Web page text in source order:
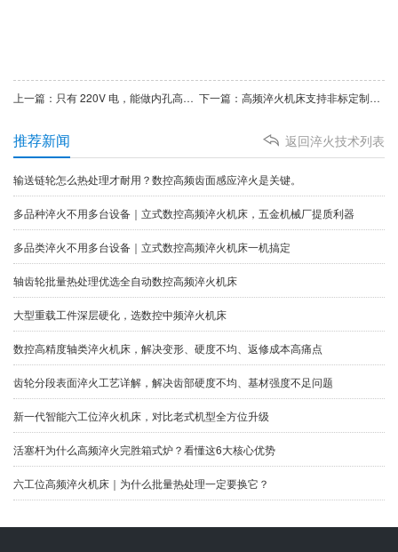
上一篇：只有 220V 电，能做内孔高频淬火吗？中小尺寸零件这样解决更靠谱 下一篇：高频淬火机床支持非标定制吗？答案是：完全支持，95% 产品为定制款
返回淬火技术列表
推荐新闻
输送链轮怎么热处理才耐用？数控高频齿面感应淬火是关键。
多品种淬火不用多台设备｜立式数控高频淬火机床，五金机械厂提质利器
多品类淬火不用多台设备｜立式数控高频淬火机床一机搞定
​轴齿轮批量热处理优选全自动数控高频淬火机床
大型重载工件深层硬化，选数控中频淬火机床
数控高精度轴类淬火机床，解决变形、硬度不均、返修成本高痛点
齿轮分段表面淬火工艺详解，解决齿部硬度不均、基材强度不足问题
新一代智能六工位淬火机床，对比老式机型全方位升级
​活塞杆为什么高频淬火完胜箱式炉？看懂这6大核心优势
六工位高频淬火机床｜为什么批量热处理一定要换它？